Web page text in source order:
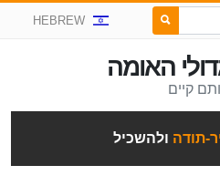
HEBREW
האומה
קיים
תודה ולהשכיל